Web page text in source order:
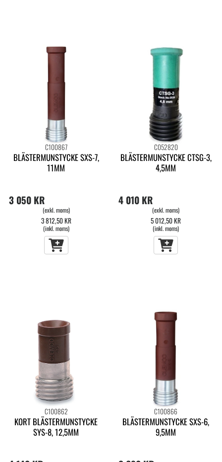
C100867
BLÄSTERMUNSTYCKE SXS-7,
11MM
3 050 KR
(exkl. moms)
3 812,50 KR
(inkl. moms)
C052820
BLÄSTERMUNSTYCKE CTSG-3,
4,5MM
4 010 KR
(exkl. moms)
5 012,50 KR
(inkl. moms)
C100862
KORT BLÄSTERMUNSTYCKE
SYS-8, 12,5MM
C100866
BLÄSTERMUNSTYCKE SXS-6,
9,5MM